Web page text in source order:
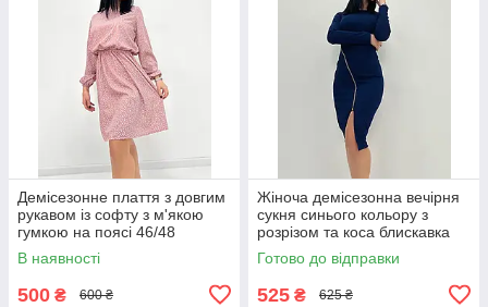
Демісезонне плаття з довгим
рукавом із софту з м'якою
гумкою на поясі 46/48
В наявності
500 ₴ 600 ₴
Жіноча демісезонна вечірня
сукня синього кольору з
розрізом та коса блискавка
від грудей
Готово до відправки
525 ₴ 625 ₴